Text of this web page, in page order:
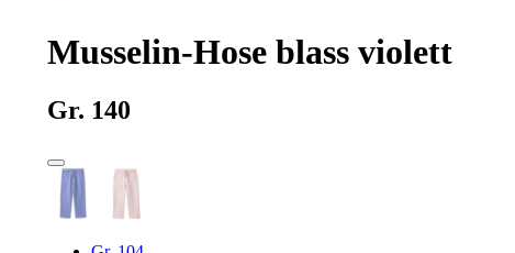
Musselin-Hose blass violett
Gr. 140